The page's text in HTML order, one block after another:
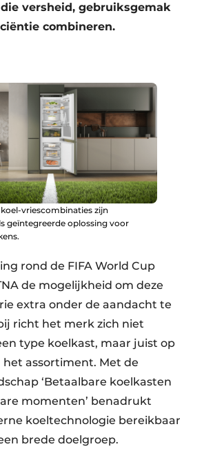
versheid, gebruiksgemak
combineren.
koel-vriescombinaties zijn
geïntegreerde oplossing voor
rond de FIFA World Cup
de mogelijkheid om deze
extra onder de aandacht te
richt het merk zich niet
type koelkast, maar juist op
assortiment. Met de
‘Betaalbare koelkasten
momenten’ benadrukt
koeltechnologie bereikbaar
brede doelgroep.